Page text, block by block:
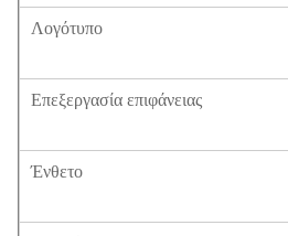
Λογότυπο
Επεξεργασία επιφάνειας
Ένθετο